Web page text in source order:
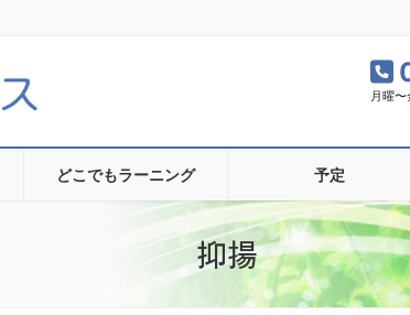
月曜
どこでもラーニング 予定
抑揚